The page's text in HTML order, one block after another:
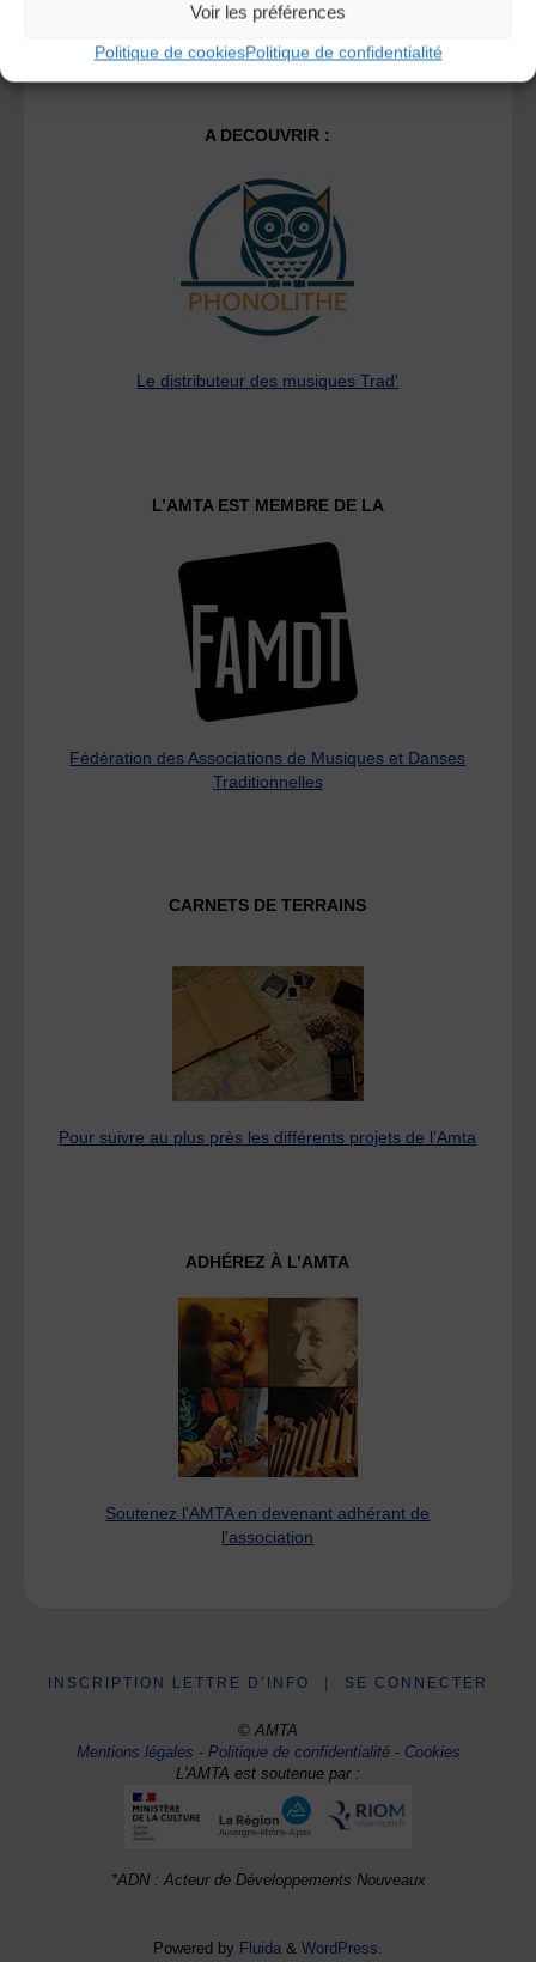
Voir les préférences
Politique de cookiesPolitique de confidentialité
A DECOUVRIR :
Le distributeur des musiques Trad'
L’AMTA EST MEMBRE DE LA
Fédération des Associations de Musiques et Danses
Traditionnelles
CARNETS DE TERRAINS
Pour suivre au plus près les différents projets de l’Amta
ADHÉREZ À L’AMTA
Soutenez l'AMTA en devenant adhérant de
l'association
INSCRIPTION LETTRE D’INFO SE CONNECTER
© AMTA
Mentions légales -Politique de confidentialité- Cookies
L'AMTA est soutenue par :
*ADN : Acteur de Développements Nouveaux
Powered by Fluida & WordPress.